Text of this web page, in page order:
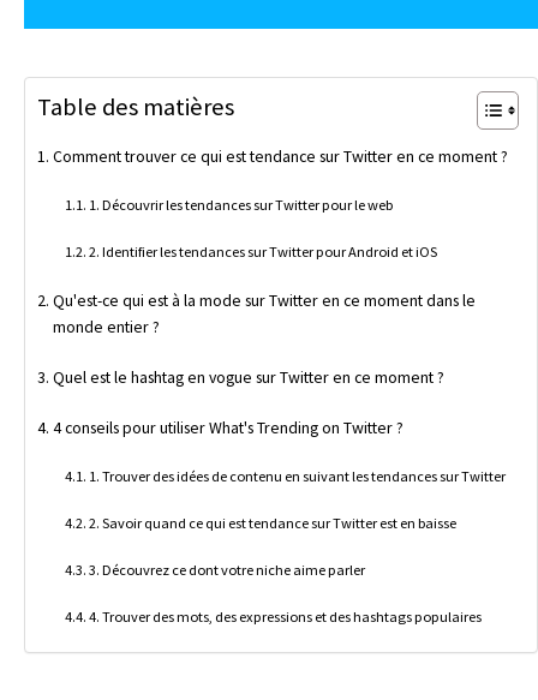
Table des matières
Comment trouver ce qui est tendance sur Twitter en ce moment ?
1. Découvrir les tendances sur Twitter pour le web
2. Identifier les tendances sur Twitter pour Android et iOS
Qu'est-ce qui est à la mode sur Twitter en ce moment dans le
monde entier ?
Quel est le hashtag en vogue sur Twitter en ce moment ?
4 conseils pour utiliser What's Trending on Twitter ?
1. Trouver des idées de contenu en suivant les tendances sur Twitter
2. Savoir quand ce qui est tendance sur Twitter est en baisse
3. Découvrez ce dont votre niche aime parler
4. Trouver des mots, des expressions et des hashtags populaires